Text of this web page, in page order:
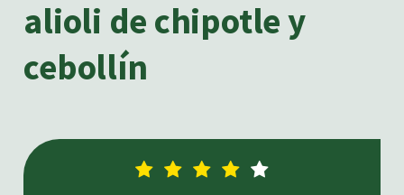
alioli de chipotle y
cebollín